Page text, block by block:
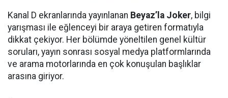
Kanal D ekranlarında yayınlanan Beyaz’la Joker, bilgi
yarışması ile eğlenceyi bir araya getiren formatıyla
dikkat çekiyor. Her bölümde yöneltilen genel kültür
soruları, yayın sonrası sosyal medya platformlarında
ve arama motorlarında en çok konuşulan başlıklar
arasına giriyor.